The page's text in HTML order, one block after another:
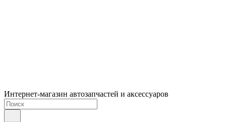
Интернет-магазин автозапчастей и аксессуаров